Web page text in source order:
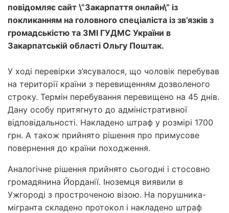
повідомляє сайт \”Закарпаття онлайн\” із
покликанням на головного спеціаліста із зв’язків з
громадськістю та ЗМІ ГУДМС України в
Закарпатській області Ольгу Поштак.
У ході перевірки з’ясувалося, що чоловік перебував
на території країни з перевищенням дозволеного
строку. Термін перебування перевищено на 45 днів.
Дану особу притягнуто до адміністративної
відповідальності. Накладено штраф у розмірі 1700
грн. А також прийнято рішення про примусове
повернення до країни походження.
Аналогічне рішення прийнято сьогодні і стосовно
громадянина Йорданії. Іноземця виявили в
Ужгороді з простроченою візою. На порушника-
мігранта складено протокол і накладено штраф